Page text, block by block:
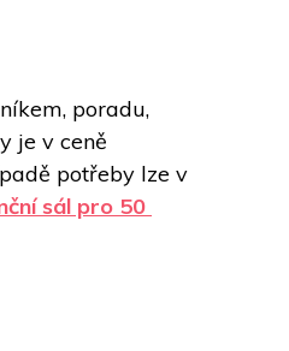
poradu,
je v ceně
potřeby lze v
sál pro 50